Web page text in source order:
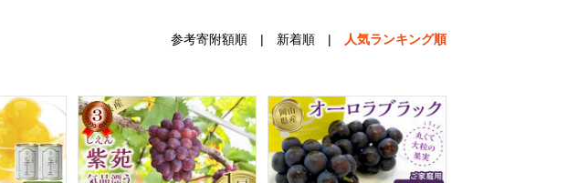
参考寄附額順 | 新着順 | 人気ランキング順